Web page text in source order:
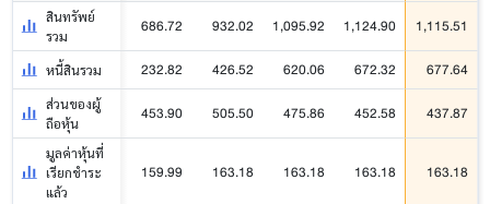
สินทรัพย์
รวม
686.72 932.02 1,095.92 1,124.90 1,115.51
หนี้สินรวม 232.82 426.52 620.06 672.32 677.64
ส่วนของผู้
ถือหุ้น
453.90 505.50 475.86 452.58 437.87
มูลค่าหุ้นที่
เรียกชำระ
แล้ว
159.99 163.18 163.18 163.18 163.18